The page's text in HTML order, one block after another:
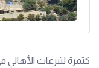
كثمرة لتبرعات الأهالي